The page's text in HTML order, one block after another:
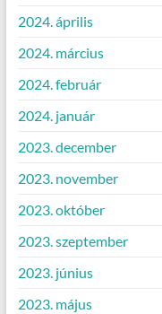
2024. április
2024. március
2024. február
2024. január
2023. december
2023. november
2023. október
2023. szeptember
2023. június
2023. május